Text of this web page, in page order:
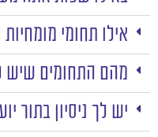
אילו תחומי
מהם התחומים שיש
יש לך ניסיון בתור